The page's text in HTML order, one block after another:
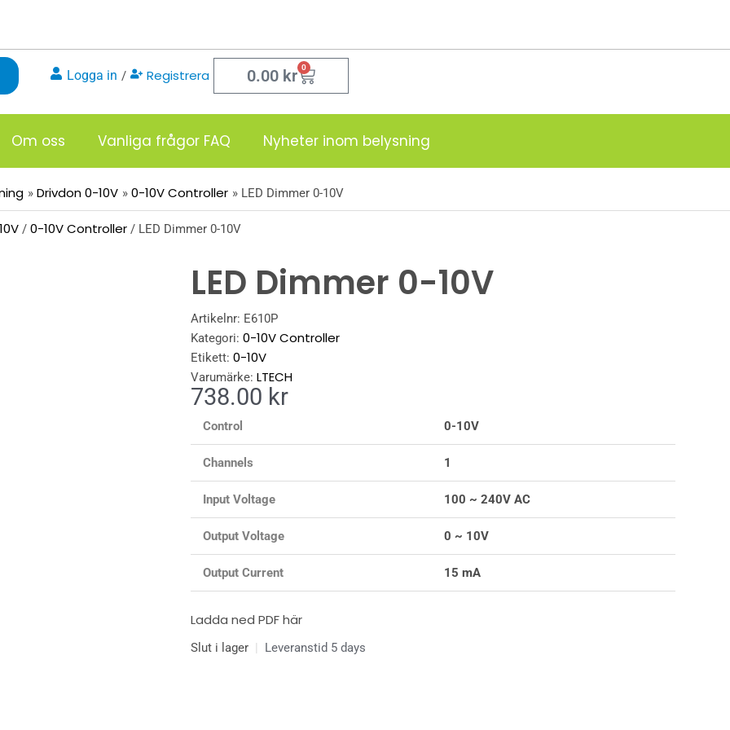
Logga in / Registrera 0.00 kr 0
Varukorg
Om oss Vanliga frågor FAQ Nyheter inom belysning
Drivdon 0-10V 0-10V Controller LED Dimmer 0-10V
/ 0-10V Controller / LED Dimmer 0-10V
LED Dimmer 0-10V
Artikelnr: E610P
Kategori: 0-10V Controller
Etikett: 0-10V
Varumärke: LTECH
738.00 kr
Control 0-10V
Channels 1
Input Voltage 100 ~ 240V AC
Output Voltage 0 ~ 10V
Output Current 15 mA
Ladda ned PDF här
Slut i lager | Leveranstid 5 days